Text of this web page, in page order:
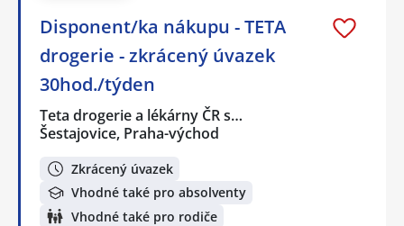
Disponent/ka nákupu - TETA
drogerie - zkrácený úvazek
30hod./týden
Teta drogerie a lékárny ČR s…
Šestajovice, Praha-východ
Zkrácený úvazek
Vhodné také pro absolventy
Vhodné také pro rodiče